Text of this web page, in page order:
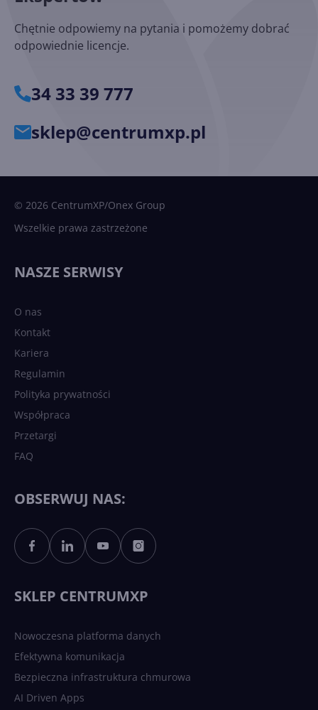
Chętnie odpowiemy na pytania i pomożemy dobrać
odpowiednie licencje.
34 33 39 777
sklep@centrumxp.pl
© 2026 CentrumXP/Onex Group
Wszelkie prawa zastrzeżone
NASZE SERWISY
O nas
Kontakt
Kariera
Regulamin
Polityka prywatności
Współpraca
Przetargi
FAQ
OBSERWUJ NAS:
SKLEP CENTRUMXP
Nowoczesna platforma danych
Efektywna komunikacja
Bezpieczna infrastruktura chmurowa
AI Driven Apps